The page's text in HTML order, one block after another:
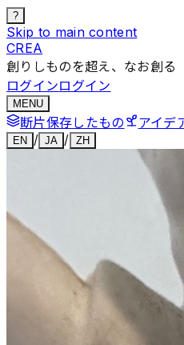
?
Skip to main content
CREA
創りしものを超え、なお創る
ログインログイン
MENU
断片保存したもの アイデ
EN / JA / ZH